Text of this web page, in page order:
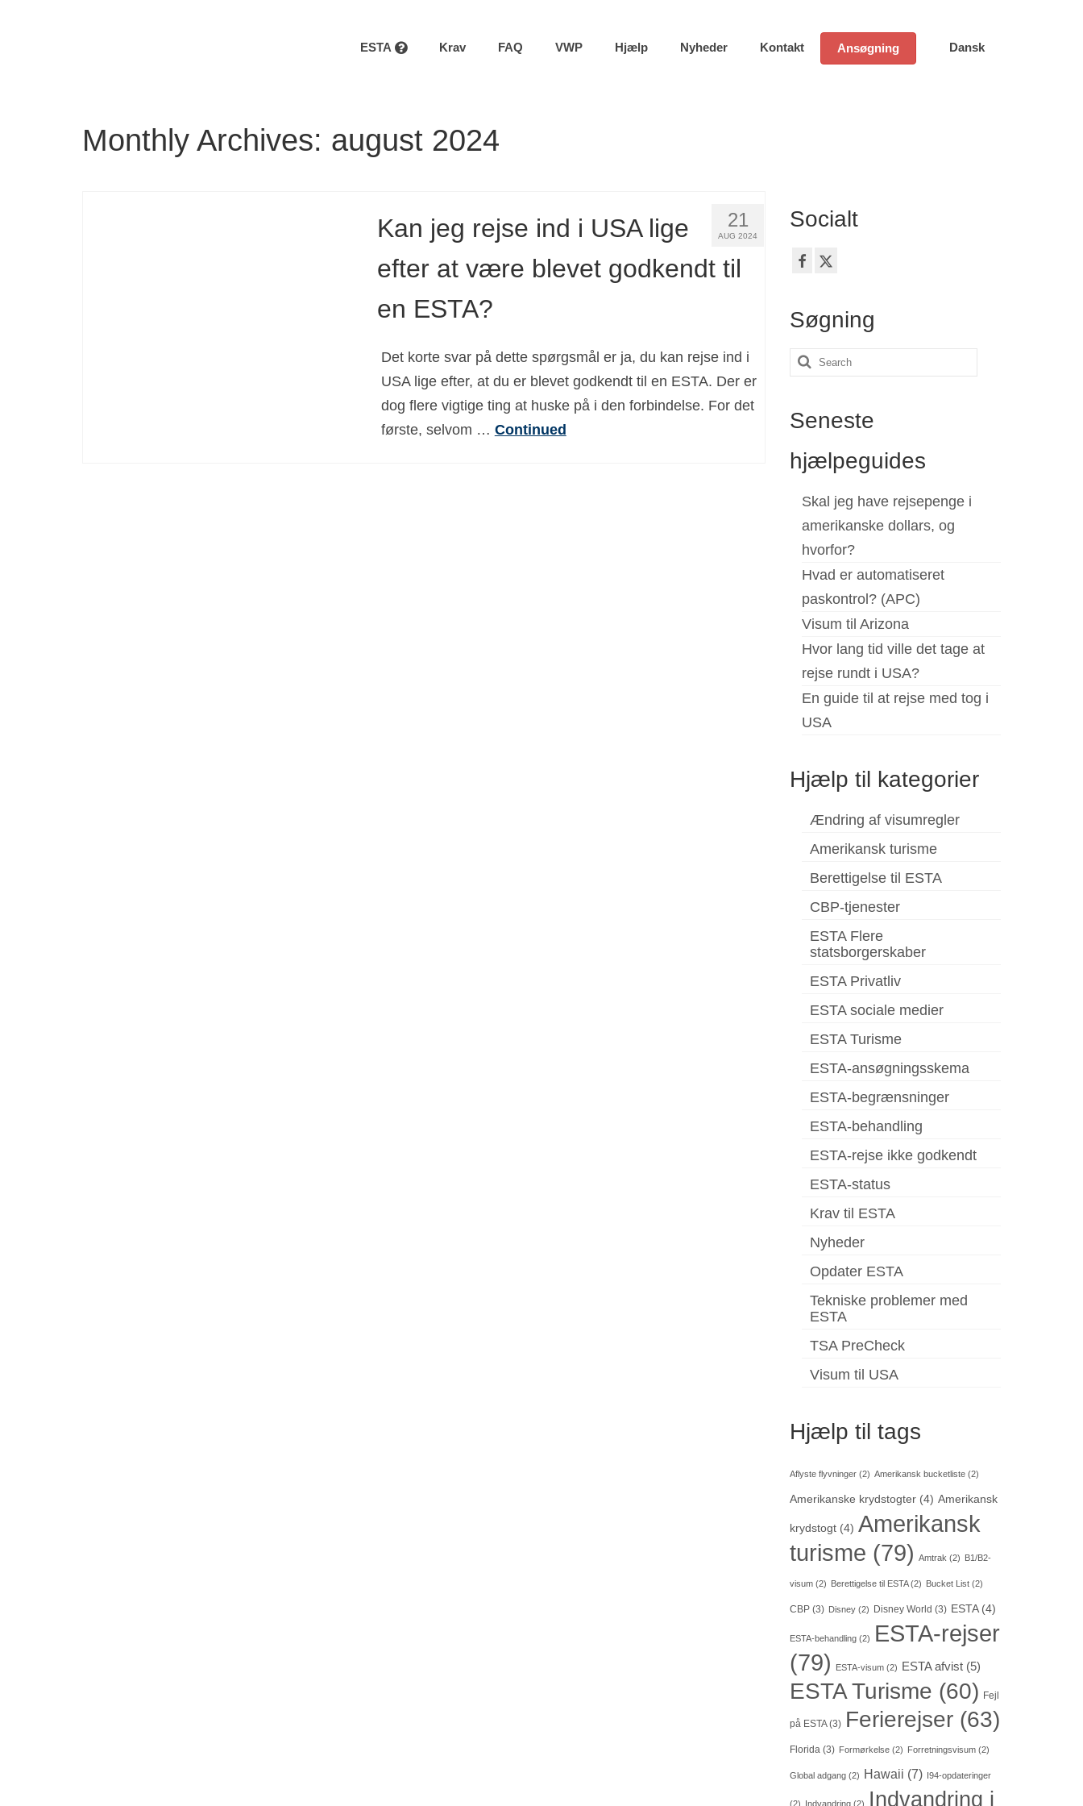
ESTA Krav FAQ VWP Hjælp Nyheder Kontakt Ansøgning Dansk
Monthly Archives: august 2024
21
AUG 2024
Kan jeg rejse ind i USA lige
efter at være blevet godkendt til
en ESTA?
Det korte svar på dette spørgsmål er ja, du kan rejse ind i
USA lige efter, at du er blevet godkendt til en ESTA. Der er
dog flere vigtige ting at huske på i den forbindelse. For det
første, selvom … Continued
Socialt
Søgning
Search
Seneste
hjælpeguides
Skal jeg have rejsepenge i
amerikanske dollars, og
hvorfor?
Hvad er automatiseret
paskontrol? (APC)
Visum til Arizona
Hvor lang tid ville det tage at
rejse rundt i USA?
En guide til at rejse med tog i
USA
Hjælp til kategorier
Ændring af visumregler
Amerikansk turisme
Berettigelse til ESTA
CBP-tjenester
ESTA Flere
statsborgerskaber
ESTA Privatliv
ESTA sociale medier
ESTA Turisme
ESTA-ansøgningsskema
ESTA-begrænsninger
ESTA-behandling
ESTA-rejse ikke godkendt
ESTA-status
Krav til ESTA
Nyheder
Opdater ESTA
Tekniske problemer med
ESTA
TSA PreCheck
Visum til USA
Hjælp til tags
Aflyste flyvninger(2) Amerikansk bucketliste(2)
Amerikanske krydstogter(4) Amerikansk
krydstogt(4) Amerikansk
turisme (79) Amtrak (2) B1/B2-
visum(2) Berettigelse til ESTA(2) Bucket List(2)
CBP(3) Disney(2) Disney World (3) ESTA(4)
ESTA-behandling(2)
ESTA-rejser
(79)
ESTA-visum(2) ESTA afvist(5)
ESTA Turisme (60) Fejl
på ESTA(3) Ferierejser(63)
Florida (3) Formørkelse(2) Forretningsvisum(2)
Global adgang(2) Hawaii (7) I94-opdateringer
(2) Indvandring(2)
Indvandring i